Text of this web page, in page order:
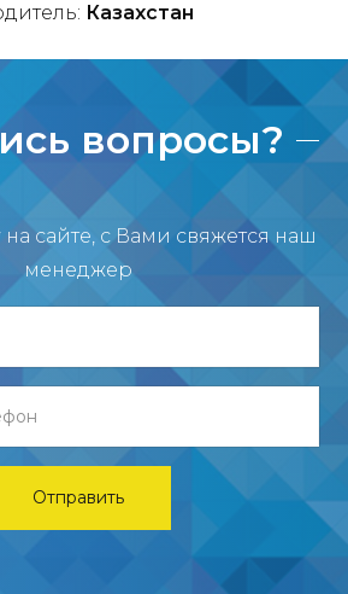
Казахстан
вопросы?
на сайте, с Вами свяжется наш
менеджер